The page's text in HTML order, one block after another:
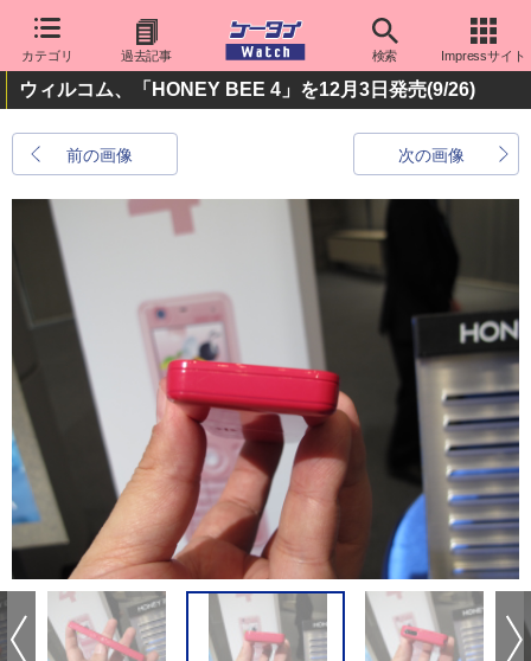
カテゴリ 過去記事 検索 Impressサイト
ウィルコム、「HONEY BEE 4」を12月3日発売(9/26)
前の画像 次の画像